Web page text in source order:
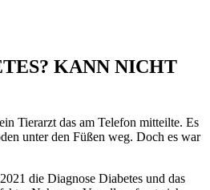
KANN NICHT
Tierarzt das am Telefon mitteilte. Es
unter den Füßen weg. Doch es war
die Diagnose Diabetes und das